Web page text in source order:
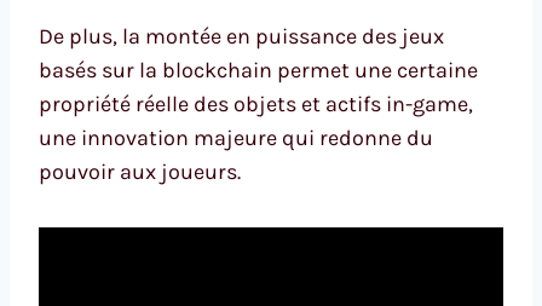
De plus, la montée en puissance des jeux
basés sur la blockchain permet une certaine
propriété réelle des objets et actifs in-game,
une innovation majeure qui redonne du
pouvoir aux joueurs.